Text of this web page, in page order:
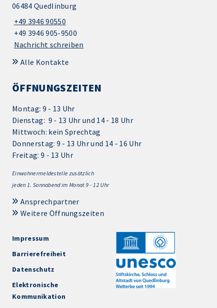
06484 Quedlinburg
+49 3946 90550
+49 3946 905-9500
Nachricht schreiben
Alle Kontakte
ÖFFNUNGSZEITEN
Montag: 9 - 13 Uhr
Dienstag: 9 - 13 Uhr und 14 - 18 Uhr
Mittwoch: kein Sprechtag
Donnerstag: 9 - 13 Uhr und 14 - 16 Uhr
Freitag: 9 - 13 Uhr
Einwohnermeldestelle zusätzlich
jeden 1. Sonnabend im Monat 9 - 12 Uhr
Ansprechpartner
Weitere Öffnungszeiten
Impressum
Barrierefreiheit
Datenschutz
Elektronische
Kommunikation